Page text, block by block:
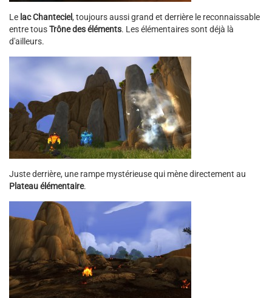
Le lac Chanteciel, toujours aussi grand et derrière le reconnaissable
entre tousTrône des éléments. Les élémentaires sont déjà là
d'ailleurs.
Juste derrière, une rampe mystérieuse qui mène directement au
Plateau élémentaire.